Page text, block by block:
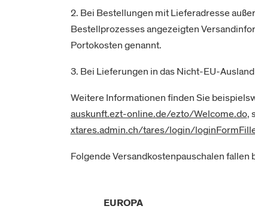
2. Bei Bestellungen mit Lieferadresse
Bestellprozesses angezeigten
Portokosten genannt.
3. Bei Lieferungen in das Nicht-EU-
Weitere Informationen finden Sie
auskunft.ezt-online.de/ezto/Welcome.do,
xtares.admin.ch/tares/login/
Folgende Versandkostenpauschalen fallen
EUROPA